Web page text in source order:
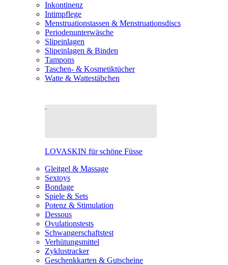
Inkontinenz
Intimpflege
Menstruationstassen & Menstruationsdiscs
Periodenunterwäsche
Slipeinlagen
Slipeinlagen & Binden
Tampons
Taschen- & Kosmetiktücher
Watte & Wattestäbchen
LOVASKIN für schöne Füsse
Gleitgel & Massage
Sextoys
Bondage
Spiele & Sets
Potenz & Stimulation
Dessous
Ovulationstests
Schwangerschaftstest
Verhütungsmittel
Zyklustracker
Geschenkkarten & Gutscheine